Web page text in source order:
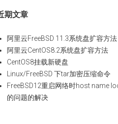
sec
期文章
阿里云FreeBSD 11.3系统盘扩容方法
阿里云CentOS8.2系统盘扩容方法
CentOS8挂载新硬盘
Linux/FreeBSD 下tar加密压缩命令
FreeBSD12重启网络时host name
的问题的解决